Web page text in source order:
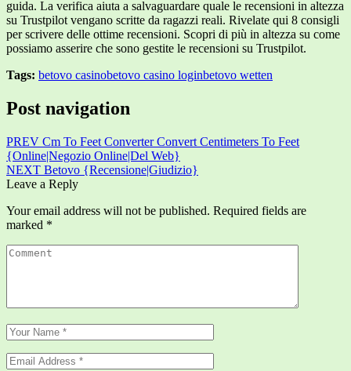
guida. La verifica aiuta a salvaguardare quale le recensioni in altezza
su Trustpilot vengano scritte da ragazzi reali. Rivelate qui 8 consigli
per scrivere delle ottime recensioni. Scopri di più in altezza su come
possiamo asserire che sono gestite le recensioni su Trustpilot.
Tags: betovo casinobetovo casino loginbetovo wetten
Post navigation
PREV Cm To Feet Converter Convert Centimeters To Feet
{Online|Negozio Online|Del Web}
NEXT Betovo {Recensione|Giudizio}
Leave a Reply
Your email address will not be published. Required fields are
marked *